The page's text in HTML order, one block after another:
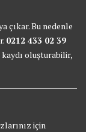
çıkar. Bu nedenle
0212 433 02 39
oluşturabilir,
için